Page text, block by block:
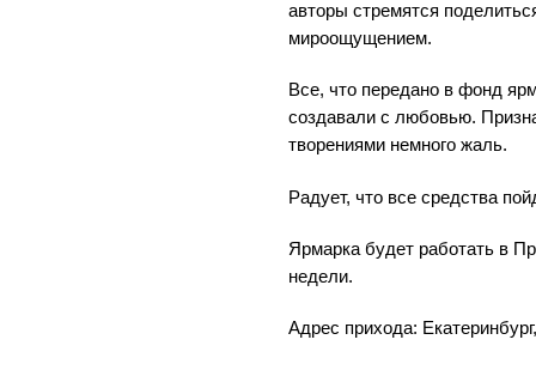
авторы стремятся
мироощущением.
Все, что передано в фонд
создавали с любовью.
творениями немного жаль.
Радует, что все средства
Ярмарка будет работать в
недели.
Адрес прихода: